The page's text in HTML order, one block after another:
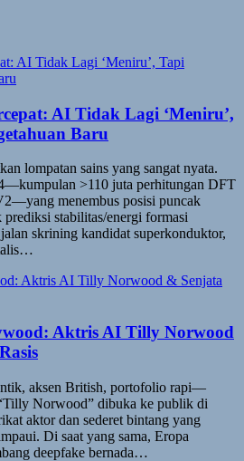
AI Tidak Lagi ‘Meniru’,
Baru
lompatan sains yang sangat nyata.
>110 juta perhitungan DFT
menembus posisi puncak
stabilitas/energi formasi
skrining kandidat superkonduktor,
Aktris AI Tilly Norwood
aksen British, portofolio rapi—
Norwood” dibuka ke publik di
aktor dan sederet bintang yang
Di saat yang sama, Eropa
deepfake bernada…